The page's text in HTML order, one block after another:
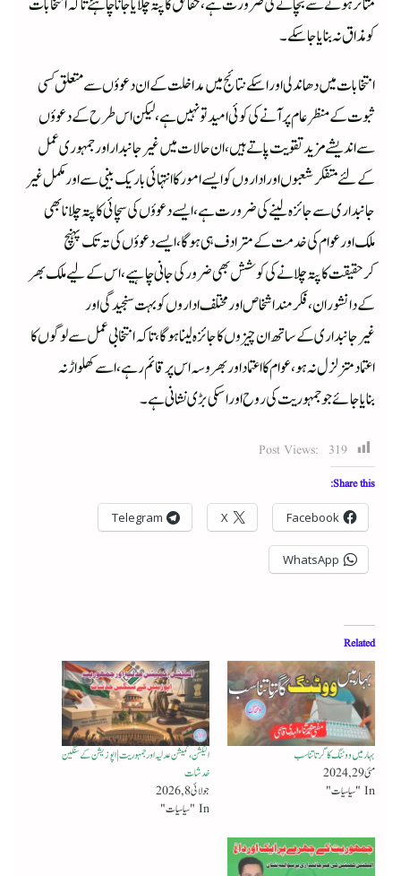
کو مذاق نہ بنایاجاسکے۔
انتخابات میں دھاندلی اوراسکے نتائج میں مداخلت کے ان دعوؤں سے متعلق کسی
ثبوت کے منظر عام پر آنے کی کوئی امید تو نہیں ہے، لیکن اس طرح کے دعوؤں
سے اندیشے مزید تقویت پاتے ہیں،ان حالات میں غیر جانبدار اور جمہوری عمل
کے لئے متفکرشعبوں اور اداروں کو ایسے امور کا انتہائی باریک بینی سے اور مکمل غیر
جانبداری سے جائزہ لینے کی ضرورت ہے،ایسے دعوؤں کی سچائی کا پتہ چلانا بھی
ملک اورعوام کی خدمت کے مترادف ہی ہوگا، ایسے دعوؤں کی تہ تک پہنچ
کرحقیقت کا پتہ چلانے کی کوشش بھی ضرور کی جانی چاہیے،اس کے لیے ملک بھر
کے دانشوران ،فکرمنداشخاص اورمختلف اداروں کو بہت سنجیدگی اور
غیرجانبداری کے ساتھ ان چیزوں کا جائزہ لینا ہوگا،تاکہ انتخابی عمل سےلوگوں کا
اعتماد متزلزل نہ ہو،عوام کا اعتماد اور بھروسہ اس پر قائم رہے،اسے کھلواڑنہ
بنایاجائے جو جمہوریت کی روح اوراسکی بڑی نشانی ہے۔
Post Views: 319
Share this:
Facebook
X
Telegram
WhatsApp
Related
بہار میں ووٹنگ کا گرتا تناسب
مئی 29, 2024
In "سیاسیات"
الیکشن، کمیشن عدلیہ اور جمہوریت | اپوزیشن کے سنگین
خدشات
جولائی 8, 2026
In "سیاسیات"